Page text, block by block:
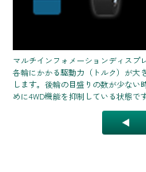
マルチインフォメーションディスプ
各輪にかかる駆動力（トルク）が大
します。後輪の目盛りの数が少な
めに4WD機能を抑制している状態です